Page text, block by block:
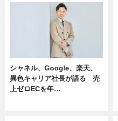
シャネル、Google、楽天、
異色キャリア社長が語る 売
上ゼロECを年…